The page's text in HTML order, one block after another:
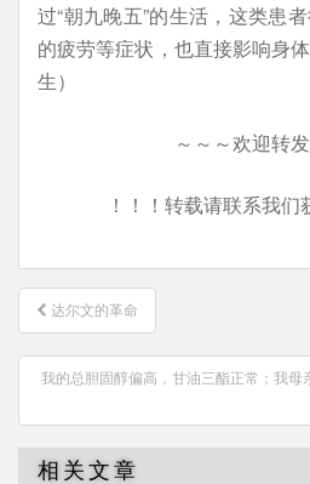
过“朝九晚五”的生活，这类患
的疲劳等症状，也直接影响身
生）
～～～欢迎转
！！！转载请联系我们
文
章
导
达尔文的革命
我的总胆固醇偏高，甘油三酯正常；我母
相关文章